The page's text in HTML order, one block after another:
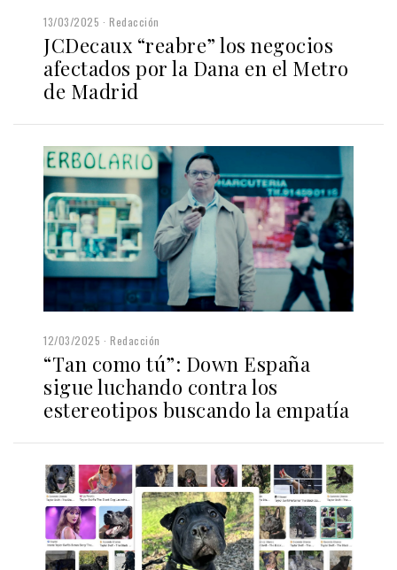
13/03/2025 Redacción
JCDecaux “reabre” los negocios
afectados por la Dana en el Metro
de Madrid
12/03/2025 Redacción
“Tan como tú”: Down España
sigue luchando contra los
estereotipos buscando la empatía